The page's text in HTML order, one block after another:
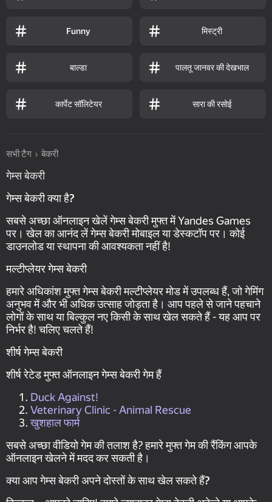
Funny मिस्ट्री
बाल्डा पालतू जानवर की देखभाल
कार्पेट सॉलिटेयर सारा की रसोई
सभी टैग बेकरी
गेम्स बेकरी
गेम्स बेकरी क्या है?
सबसे अच्छा ऑनलाइन खेलें गेम्स बेकरी मुफ्त में Yandes Games
पर। खेल का आनंद लें गेम्स बेकरी मोबाइल या डेस्कटॉप पर। कोई
डाउनलोड या स्थापना की आवश्यकता नहीं है!
मल्टीप्लेयर गेम्स बेकरी
हमारे अधिकांश मुफ्त गेम्स बेकरी मल्टीप्लेयर मोड में उपलब्ध हैं, जो गेमिंग
अनुभव में और भी अधिक उत्साह जोड़ता है। आप पहले से जाने पहचाने
लोगों के साथ या बिल्कुल नए किसी के साथ खेल सकते हैं - यह आप पर
निर्भर है! चलिए चलते हैं!
शीर्ष गेम्स बेकरी
शीर्ष रेटेड मुफ्त ऑनलाइन गेम्स बेकरी गेम हैं
Duck Against!
Veterinary Clinic - Animal Rescue
खुशहाल फार्म
सबसे अच्छा वीडियो गेम की तलाश है? हमारे मुफ्त गेम की रैंकिंग आपके
ऑनलाइन खेलने में मदद कर सकती है।
क्या आप गेम्स बेकरी अपने दोस्तों के साथ खेल सकते हैं?